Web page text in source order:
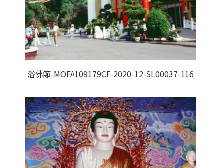
浴佛節-MOFA109179CF-2020-12-SL00037-116